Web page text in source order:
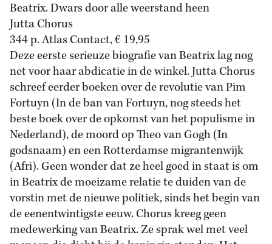
Beatrix. Dwars door alle weerstand heen
Jutta Chorus
344 p. Atlas Contact, € 19,95
Deze eerste serieuze biografie van Beatrix lag nog
net voor haar abdicatie in de winkel. Jutta Chorus
schreef eerder boeken over de revolutie van Pim
Fortuyn (In de ban van Fortuyn, nog steeds het
beste boek over de opkomst van het populisme in
Nederland), de moord op Theo van Gogh (In
godsnaam) en een Rotterdamse migrantenwijk
(Afri). Geen wonder dat ze heel goed in staat is om
in Beatrix de moeizame relatie te duiden van de
vorstin met de nieuwe politiek, sinds het begin van
de eenentwintigste eeuw. Chorus kreeg geen
medewerking van Beatrix. Ze sprak wel met veel